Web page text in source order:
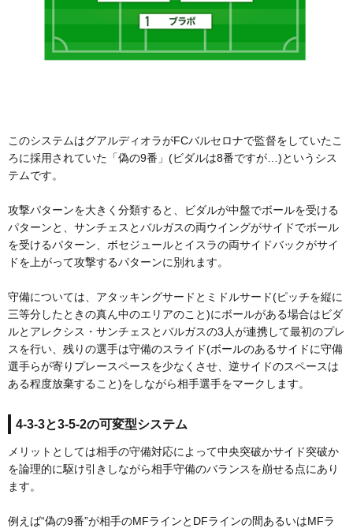
このシステムはグアルディオラがFCバルセロナで監督をしていたこ
ろに採用されていた「偽の9番」(ビダルは8番ですが…)というシス
テムです。
攻撃パターンを大きく分類すると、ビダルが中盤でボールを受ける
パターンと、サンチェスとバルガスの両ウイングがサイドでボール
を受けるパターン、ボセジュールとイスラの両サイドバックがサイ
ドを上がって攻撃するパターンに別れます。
守備については、アタッキングサードとミドルサード(ピッチを縦に
三等分したときの真ん中のエリアのこと)にボールがある場合はビダ
ルとアレクシス・サンチェスとバルガスの3人が連携して最初のプレ
スを行い、残りの選手は守備のスライド(ボールのあるサイドに守備
選手らが寄りプレースペースを少なくさせ、逆サイドのスペースは
ある程度放棄すること)をしながら相手選手をマークします。
4-3-3と3-5-2の可変型システム
メリットとしては相手の守備対応によって中央突破かサイド突破か
を論理的に駆け引きしながら相手守備のバランスを崩せる点にあり
ます。
例えば“偽の9番”が相手のMFラインとDFラインの間あるいはMFラ